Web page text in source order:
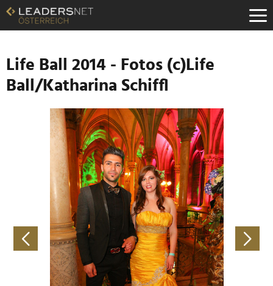
Zum
Inhalt
Zur
Navigation
Zur
Hauptnavigation
Life Ball 2014 - Fotos (c)Life
Ball/Katharina Schiffl